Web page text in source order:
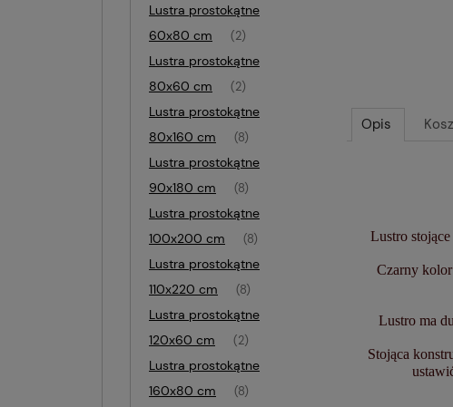
Lustra prostokątne
60x80 cm
(2)
Lustra prostokątne
80x60 cm
(2)
Lustra prostokątne
80x160 cm
(8)
Lustra prostokątne
90x180 cm
(8)
Lustra prostokątne
100x200 cm
(8)
Lustra prostokątne
110x220 cm
(8)
Lustra prostokątne
120x60 cm
(2)
Lustra prostokątne
160x80 cm
(8)
Opis
Lustro
Czarny kolor
Lustro ma
Stojąca